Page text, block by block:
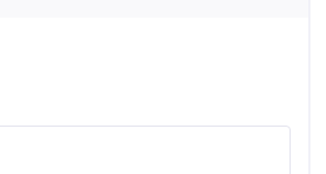
）和目标温度设定，通过可视化图表展